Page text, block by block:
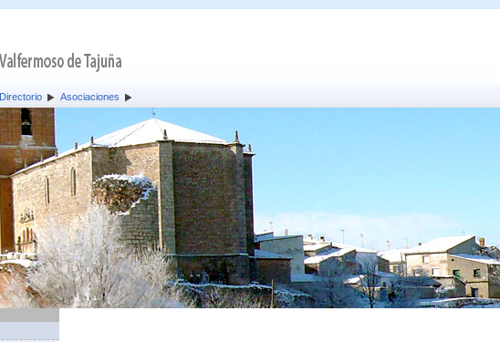
Directorio Asociaciones